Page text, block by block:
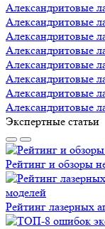
Александритовые
Александритовые
Александритовые
Александритовые
Александритовые
Александритовые
Александритовые
Александритовые
Экспертные статьи
Рейтинг и обзоры
Рейтинг лазерных